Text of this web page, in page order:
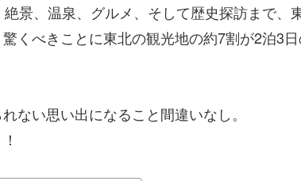
絶景、温泉、グルメ、そして歴史探訪まで、
くべきことに東北の観光地の約7割が2泊3
ない思い出になること間違いなし。